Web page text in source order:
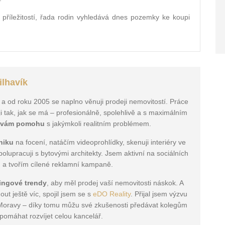
řada rodin vyhledává dnes pozemky ke koupi
od roku 2005 se naplno věnuji prodeji nemovitostí. Práce
tak, jak se má – profesionálně, spolehlivě a s maximálním
pomohu s jakýmkoli realitním problémem.
na focení, natáčím videoprohlídky, skenuji interiéry ve
s bytovými architekty. Jsem aktivní na sociálních
a tvořím cílené reklamní kampaně.
trendy, aby měl prodej vaší nemovitosti náskok. A
ještě víc, spojil jsem se s eDO Reality. Přijal jsem výzvu
– díky tomu můžu své zkušenosti předávat kolegům
rozvíjet celou kancelář.